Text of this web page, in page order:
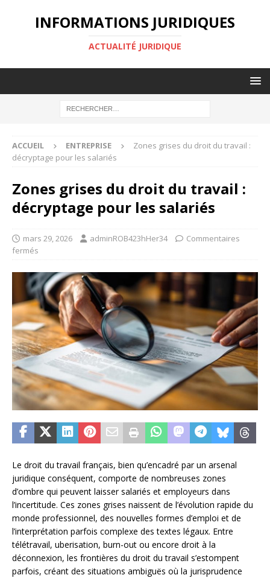
INFORMATIONS JURIDIQUES
ACTUALITÉ JURIDIQUE
ACCUEIL ENTREPRISE
Zones grises du droit du travail :
décryptage pour les salariés
Zones grises du droit du travail :
décryptage pour les salariés
mars 29, 2026 adminROB423hHer34
Commentaires
fermés
Le droit du travail français, bien qu’encadré par un arsenal
juridique conséquent, comporte de nombreuses zones
d’ombre qui peuvent laisser salariés et employeurs dans
l’incertitude. Ces zones grises naissent de l’évolution rapide du
monde professionnel, des nouvelles formes d’emploi et de
l’interprétation parfois complexe des textes légaux. Entre
télétravail, uberisation, burn-out ou encore droit à la
déconnexion, les frontières du droit du travail s’estompent
parfois, créant des situations ambiguës où la jurisprudence